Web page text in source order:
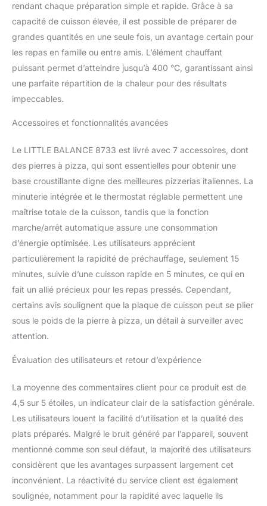
très grande vitesse dans
tous les sens pour des
aliments fondants à
l’intérieur et croustillants
à l’extérieur ; L’air chaud
entoure les aliments pour
les cuire et les dorer,
chauffe, en haut et en
: Pierre à pizza 30 cm,
Pelle à pizza, plaque en
Panier à Air Fryer, Lèche-
frites, Grille, Pince Facile
à transporter et à
installer, aussi bien à
l’intérieur qu’à l’extérieur,
pour préparer et cuisiner
facilement et plus
rapidement, été comme
hiver ! Livre de 20
recettes de Chef Caro
offert
rendant chaque préparation simple et rapide. Grâce à sa
capacité de cuisson élevée, il est possible de préparer de
grandes quantités en une seule fois, un avantage certain pour
les repas en famille ou entre amis. L’élément chauffant
puissant permet d’atteindre jusqu’à 400 °C, garantissant ainsi
une parfaite répartition de la chaleur pour des résultats
impeccables.
Accessoires et fonctionnalités avancées
Le LITTLE BALANCE 8733 est livré avec 7 accessoires, dont
des pierres à pizza, qui sont essentielles pour obtenir une
base croustillante digne des meilleures pizzerias italiennes. La
minuterie intégrée et le thermostat réglable permettent une
maîtrise totale de la cuisson, tandis que la fonction
marche/arrêt automatique assure une consommation
d’énergie optimisée. Les utilisateurs apprécient
particulièrement la rapidité de préchauffage, seulement 15
minutes, suivie d’une cuisson rapide en 5 minutes, ce qui en
fait un allié précieux pour les repas pressés. Cependant,
certains avis soulignent que la plaque de cuisson peut se plier
sous le poids de la pierre à pizza, un détail à surveiller avec
attention.
Évaluation des utilisateurs et retour d’expérience
La moyenne des commentaires client pour ce produit est de
4,5 sur 5 étoiles, un indicateur clair de la satisfaction générale.
Les utilisateurs louent la facilité d’utilisation et la qualité des
plats préparés. Malgré le bruit généré par l’appareil, souvent
mentionné comme son seul défaut, la majorité des utilisateurs
considèrent que les avantages surpassent largement cet
inconvénient. La réactivité du service client est également
soulignée, notamment pour la rapidité avec laquelle ils